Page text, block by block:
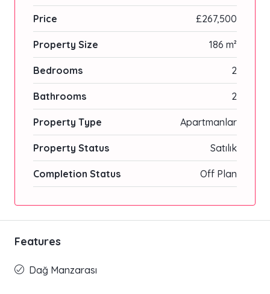
Price £267,500
Property Size 186 m²
Bedrooms 2
Bathrooms 2
Property Type Apartmanlar
Property Status Satılık
Completion Status Off Plan
Features
Dağ Manzarası